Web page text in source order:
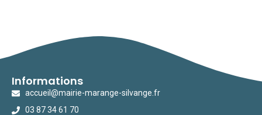
Informations
accueil@mairie-marange-silvange.fr
03 87 34 61 70